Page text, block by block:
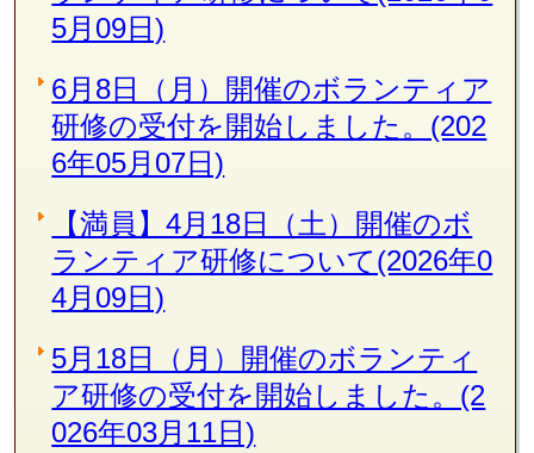
5月09日)
6月8日（月）開催のボランティア
研修の受付を開始しました。(202
6年05月07日)
【満員】4月18日（土）開催のボ
ランティア研修について(2026年0
4月09日)
5月18日（月）開催のボランティ
ア研修の受付を開始しました。(2
026年03月11日)